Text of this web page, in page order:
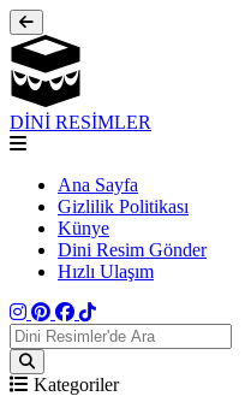
DİNİ RESİMLER
Ana Sayfa
Gizlilik Politikası
Künye
Dini Resim Gönder
Hızlı Ulaşım
Kategoriler